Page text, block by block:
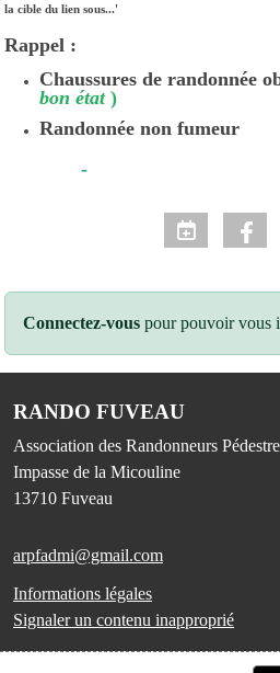
la cible du lien sous...'
Rappel :
Chaussures de randonnée
bon état )
Randonnée non fumeur
-
Connectez-vous pour pouvoir vous
RANDO FUVEAU
Association des Randonneurs
Impasse de la Micouline
13710 Fuveau
arpfadmi@gmail.com
Informations légales
Signaler un contenu inapproprié